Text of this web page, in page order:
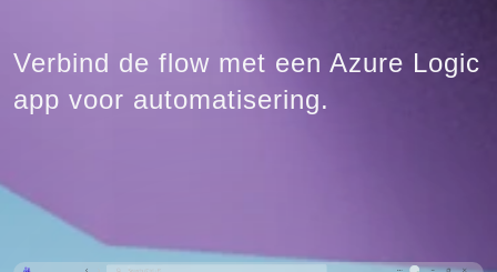
Verbind de flow met een Azure Logic
app voor automatisering.